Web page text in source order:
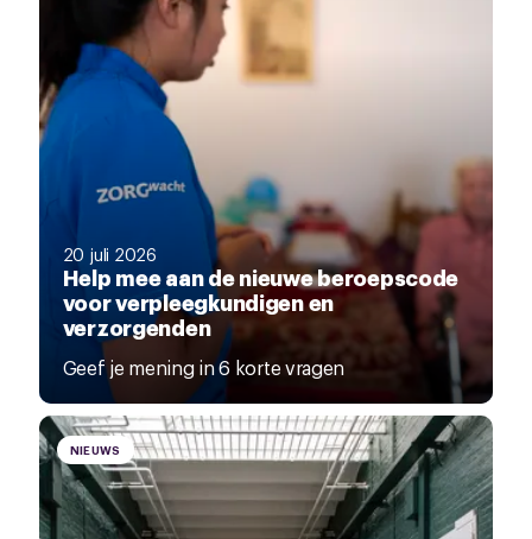
20 juli 2026
Help mee aan de nieuwe beroepscode
voor verpleegkundigen en
verzorgenden
Geef je mening in 6 korte vragen
NIEUWS